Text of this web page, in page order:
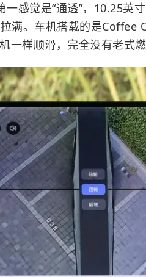
感觉是“通透”，10.25英
满。车机搭载的是Coffee
一样顺滑，完全没有老式燃